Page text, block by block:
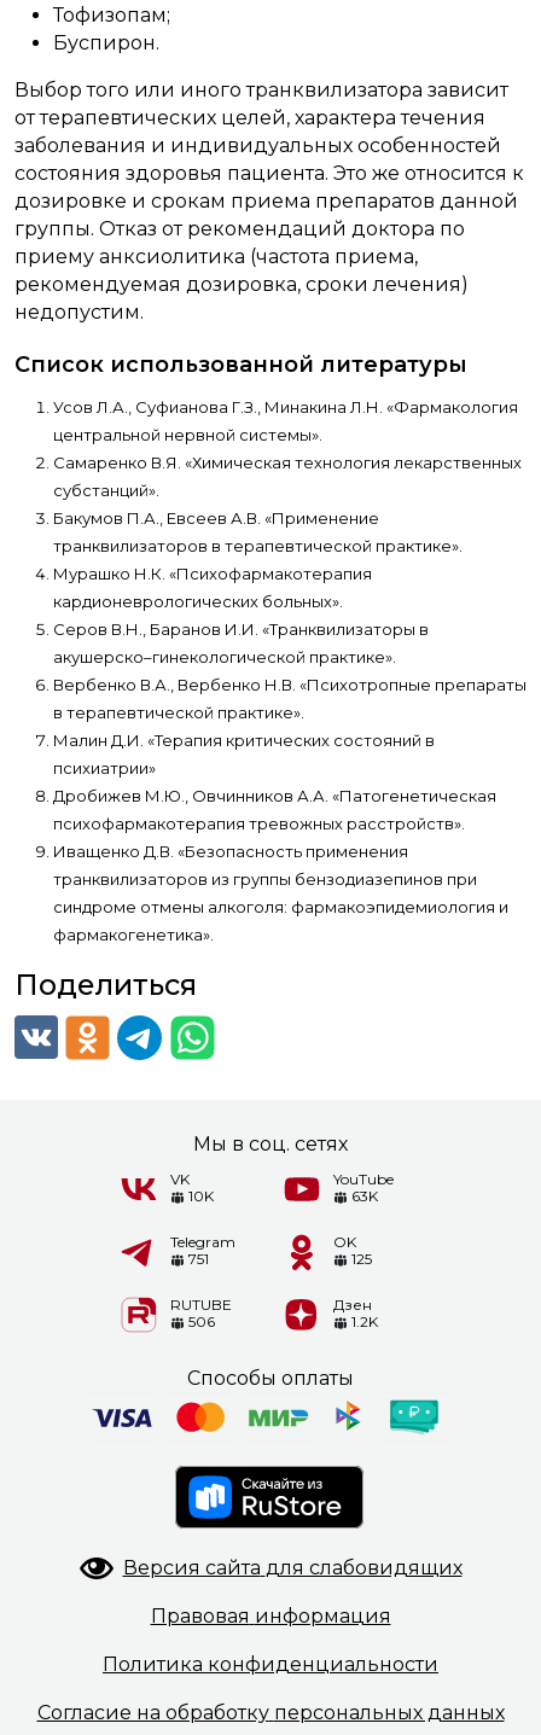
Тофизопам;
Буспирон.
Выбор того или иного транквилизатора зависит
от терапевтических целей, характера течения
заболевания и индивидуальных особенностей
состояния здоровья пациента. Это же относится к
дозировке и срокам приема препаратов данной
группы. Отказ от рекомендаций доктора по
приему анксиолитика (частота приема,
рекомендуемая дозировка, сроки лечения)
недопустим.
Список использованной литературы
Усов Л.А., Суфианова Г.З., Минакина Л.Н. «Фармакология
центральной нервной системы».
Самаренко В.Я. «Химическая технология лекарственных
субстанций».
Бакумов П.А., Евсеев А.В. «Применение
транквилизаторов в терапевтической практике».
Мурашко Н.К. «Психофармакотерапия
кардионеврологических больных».
Серов В.Н., Баранов И.И. «Транквилизаторы в
акушерско–гинекологической практике».
Вербенко В.А., Вербенко Н.В. «Психотропные препараты
в терапевтической практике».
Малин Д.И. «Терапия критических состояний в
психиатрии»
Дробижев М.Ю., Овчинников А.А. «Патогенетическая
психофармакотерапия тревожных расстройств».
Иващенко Д.В. «Безопасность применения
транквилизаторов из группы бензодиазепинов при
синдроме отмены алкоголя: фармакоэпидемиология и
фармакогенетика».
Поделиться
Мы в соц. сетях
VK
10K
YouTube
63K
Telegram
751
OK
125
RUTUBE
506
Дзен
1.2K
Способы оплаты
Версия сайта для слабовидящих
Правовая информация
Политика конфиденциальности
Согласие на обработку персональных данных